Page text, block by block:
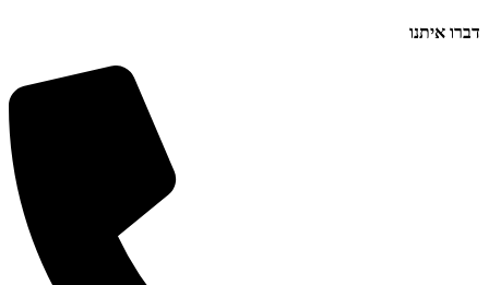
דברו איתנו